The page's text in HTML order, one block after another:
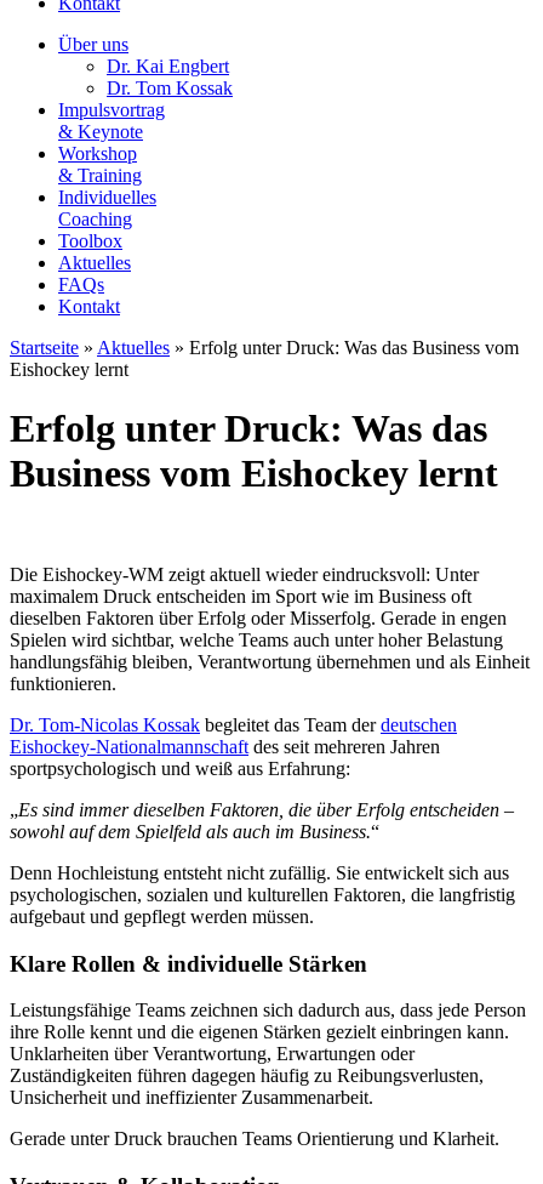
Über uns
Dr. Kai Engbert
Dr. Tom Kossak
Impulsvortrag
& Keynote
Workshop
& Training
Individuelles
Coaching
Toolbox
Aktuelles
FAQs
Kontakt
Startseite » Aktuelles » Erfolg unter Druck: Was das Business vom
Eishockey lernt
Erfolg unter Druck: Was das
Business vom Eishockey lernt
Die Eishockey-WM zeigt aktuell wieder eindrucksvoll: Unter
maximalem Druck entscheiden im Sport wie im Business oft
dieselben Faktoren über Erfolg oder Misserfolg. Gerade in engen
Spielen wird sichtbar, welche Teams auch unter hoher Belastung
handlungsfähig bleiben, Verantwortung übernehmen und als Einheit
funktionieren.
Dr. Tom-Nicolas Kossak begleitet das Team derdeutschen
Eishockey-Nationalmannschaft des seit mehreren Jahren
sportpsychologisch und weiß aus Erfahrung:
„Es sind immer dieselben Faktoren, die über Erfolg entscheiden –
sowohl auf dem Spielfeld als auch im Business.“
Denn Hochleistung entsteht nicht zufällig. Sie entwickelt sich aus
psychologischen, sozialen und kulturellen Faktoren, die langfristig
aufgebaut und gepflegt werden müssen.
Klare Rollen & individuelle Stärken
Leistungsfähige Teams zeichnen sich dadurch aus, dass jede Person
ihre Rolle kennt und die eigenen Stärken gezielt einbringen kann.
Unklarheiten über Verantwortung, Erwartungen oder
Zuständigkeiten führen dagegen häufig zu Reibungsverlusten,
Unsicherheit und ineffizienter Zusammenarbeit.
Gerade unter Druck brauchen Teams Orientierung und Klarheit.